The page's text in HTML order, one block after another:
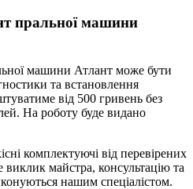
пральної машини
машини Атлант може бути
та встановлення
від 500 гривень без
На роботу буде видано
комплектуючі від перевірених
майстра, консультацію та
нашим спеціалістом.